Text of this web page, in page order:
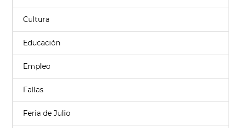
Cultura
Educación
Empleo
Fallas
Feria de Julio